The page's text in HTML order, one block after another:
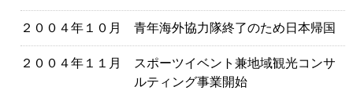
２００４年１０月 青年海外協力隊終了のため日本帰国
２００４年１１月
スポーツイベント兼地域観光コンサ
ルティング事業開始